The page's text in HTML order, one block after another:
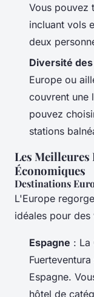
Vous pouvez
incluant vols
deux
Diversité
Europe ou
couvrent une
pouvez
stations
Les Meilleures
Économiques
Destinations
L'Europe
idéales pour des
Espagne : La
Espagne.
hôtel de